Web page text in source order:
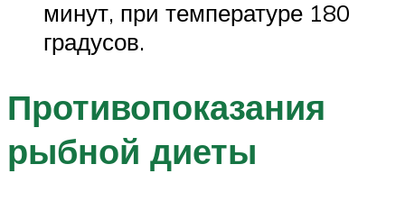
минут, при температуре 180
градусов.
Противопоказания
рыбной диеты